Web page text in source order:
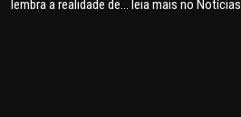
lembra a realidade de... leia mais no